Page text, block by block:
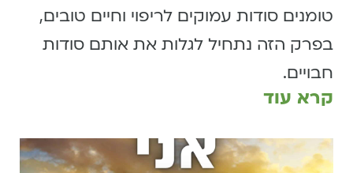
טומנים סודות עמוקים לריפוי וחיים טובים,
בפרק הזה נתחיל לגלות את אותם סודות
חבויים.
קרא עוד